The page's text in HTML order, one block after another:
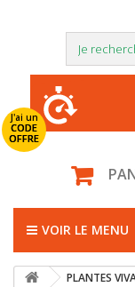
J'ai un
CODE
OFFRE
VOIR LE MENU
PLANTES